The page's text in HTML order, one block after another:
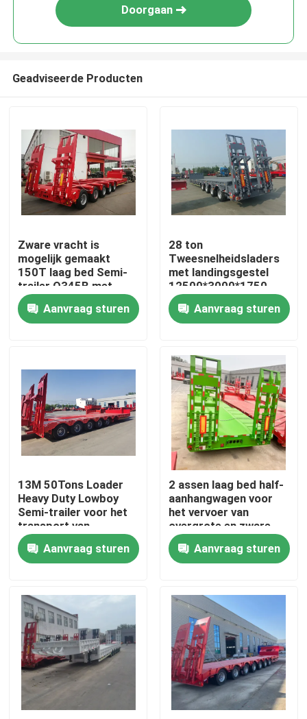
Huis
Video's
Ongeveer ons
Fabrieksreis
Kwaliteitscontrole
Verzoek om een Citaat
Gebruikte dumptrucks
Gebruikte Tipper Trucks
Doorgaan
Geadviseerde Producten
Zware vracht is
mogelijk gemaakt
150T laag bed Semi-
trailer Q345B met
T700 staal hoofdbalk
Aanvraag sturen
28 ton
Tweesnelheidsladers
met landingsgestel
12500*3000*1750
mm
Aanvraag sturen
13M 50Tons Loader
Heavy Duty Lowboy
Semi-trailer voor het
transport van
graafmachine
Ganshals 3 assen Lage
bed
Aanvraag sturen
2 assen laag bed half-
aanhangwagen voor
het vervoer van
overgrote en zware
vracht
Aanvraag sturen